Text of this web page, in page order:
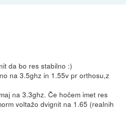
da bo res stabilno :)
na 3.5ghz in 1.55v pr orthosu,z
na 3.3ghz. Če hočem imet res
voltažo dvignit na 1.65 (realnih